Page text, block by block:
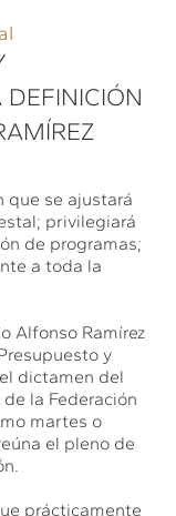
que se ajustará
privilegiará
de programas;
a toda la
Alfonso Ramírez
y
dictamen del
la Federación
martes o
el pleno de
prácticamente